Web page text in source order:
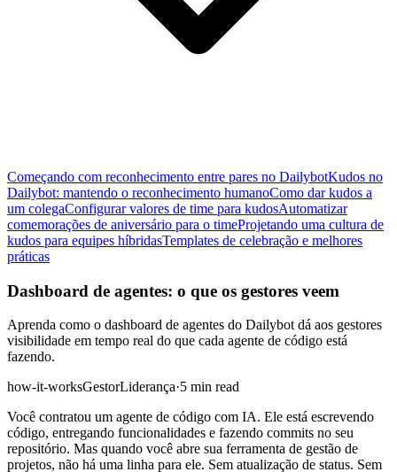
Começando com reconhecimento entre pares no DailybotKudos no
Dailybot: mantendo o reconhecimento humanoComo dar kudos a
um colegaConfigurar valores de time para kudosAutomatizar
comemorações de aniversário para o timeProjetando uma cultura de
kudos para equipes híbridasTemplates de celebração e melhores
práticas
Dashboard de agentes: o que os gestores veem
Aprenda como o dashboard de agentes do Dailybot dá aos gestores
visibilidade em tempo real do que cada agente de código está
fazendo.
how-it-worksGestorLiderança·5 min read
Você contratou um agente de código com IA. Ele está escrevendo
código, entregando funcionalidades e fazendo commits no seu
repositório. Mas quando você abre sua ferramenta de gestão de
projetos, não há uma linha para ele. Sem atualização de status. Sem